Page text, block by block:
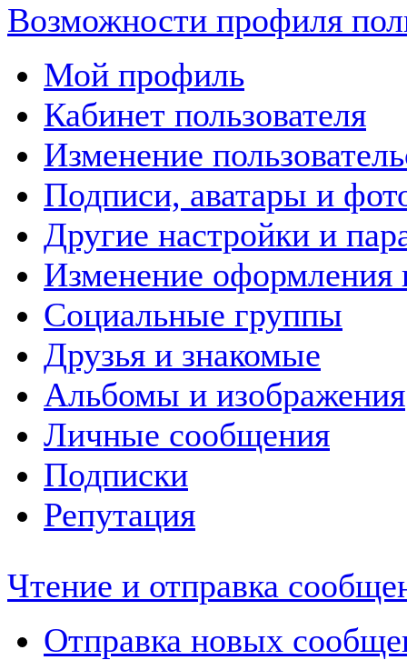
Возможности профиля
Мой профиль
Кабинет пользователя
Изменение
Подписи, аватары и
Другие настройки и
Изменение оформления
Социальные группы
Друзья и знакомые
Альбомы и изображения
Личные сообщения
Подписки
Репутация
Чтение и отправка
Отправка новых